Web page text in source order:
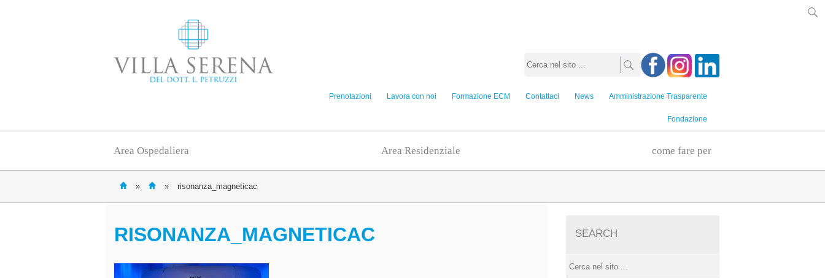
Prenotazioni Lavora con noi Formazione ECM Contattaci News Amministrazione Trasparente
Fondazione
Area Ospedaliera Area Residenziale come fare per
» » risonanza_magneticac
RISONANZA_MAGNETICAC SEARCH